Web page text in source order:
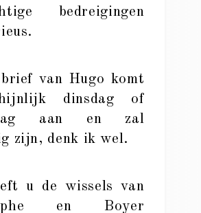
bedreigingen
van Hugo komt
dinsdag of
aan en zal
zijn, denk ik wel.
u de wissels van
en Boyer